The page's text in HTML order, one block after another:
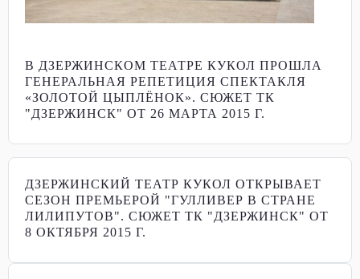
В ДЗЕРЖИНСКОМ ТЕАТРЕ КУКОЛ ПРОШЛА
ГЕНЕРАЛЬНАЯ РЕПЕТИЦИЯ СПЕКТАКЛЯ
«ЗОЛОТОЙ ЦЫПЛЁНОК». СЮЖЕТ ТК
"ДЗЕРЖИНСК" ОТ 26 МАРТА 2015 Г.
ДЗЕРЖИНСКИЙ ТЕАТР КУКОЛ ОТКРЫВАЕТ
СЕЗОН ПРЕМЬЕРОЙ "ГУЛЛИВЕР В СТРАНЕ
ЛИЛИПУТОВ". СЮЖЕТ ТК "ДЗЕРЖИНСК" ОТ
8 ОКТЯБРЯ 2015 Г.